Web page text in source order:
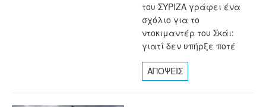
του ΣΥΡΙΖΑ γράφει ένα
σχόλιο για το
ντοκιμαντέρ του Σκάι:
γιατί δεν υπήρξε ποτέ
ΑΠΟΨΕΙΣ